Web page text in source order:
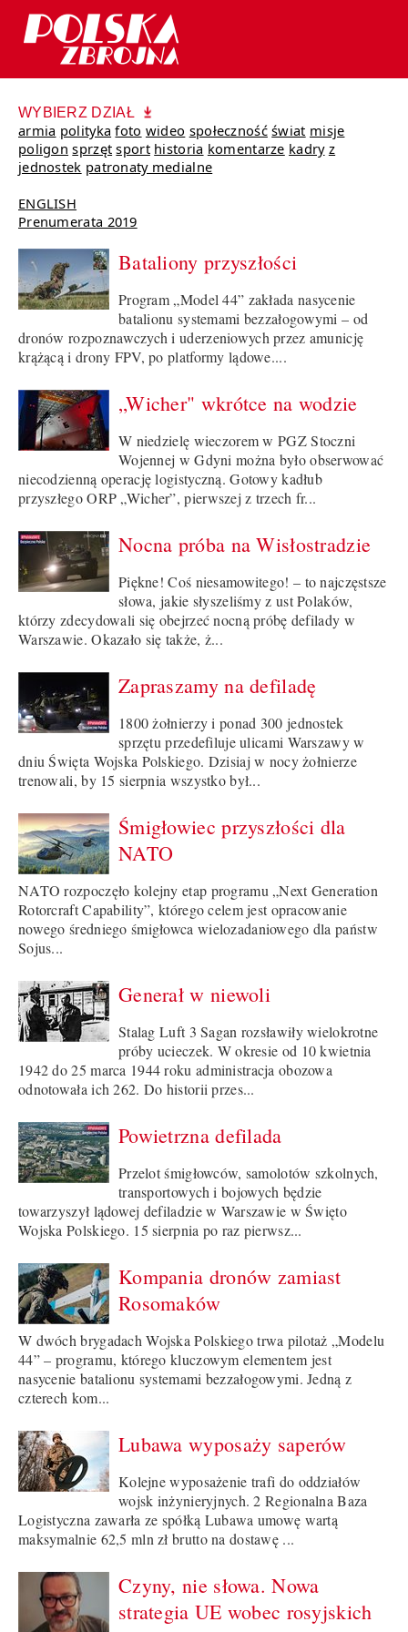
WYBIERZ DZIAŁ
armia polityka foto wideo społeczność świat misje
poligon sprzęt sport historia komentarze kadry z
jednostek patronaty medialne
ENGLISH
Prenumerata 2019
Bataliony przyszłości
Program „Model 44” zakłada nasycenie
batalionu systemami bezzałogowymi – od
dronów rozpoznawczych i uderzeniowych przez amunicję
krążącą i drony FPV, po platformy lądowe....
„Wicher" wkrótce na wodzie
W niedzielę wieczorem w PGZ Stoczni
Wojennej w Gdyni można było obserwować
niecodzienną operację logistyczną. Gotowy kadłub
przyszłego ORP „Wicher”, pierwszej z trzech fr...
Nocna próba na Wisłostradzie
Piękne! Coś niesamowitego! – to najczęstsze
słowa, jakie słyszeliśmy z ust Polaków,
którzy zdecydowali się obejrzeć nocną próbę defilady w
Warszawie. Okazało się także, ż...
Zapraszamy na defiladę
1800 żołnierzy i ponad 300 jednostek
sprzętu przedefiluje ulicami Warszawy w
dniu Święta Wojska Polskiego. Dzisiaj w nocy żołnierze
trenowali, by 15 sierpnia wszystko był...
Śmigłowiec przyszłości dla
NATO
NATO rozpoczęło kolejny etap programu „Next Generation
Rotorcraft Capability”, którego celem jest opracowanie
nowego średniego śmigłowca wielozadaniowego dla państw
Sojus...
Generał w niewoli
Stalag Luft 3 Sagan rozsławiły wielokrotne
próby ucieczek. W okresie od 10 kwietnia
1942 do 25 marca 1944 roku administracja obozowa
odnotowała ich 262. Do historii przes...
Powietrzna defilada
Przelot śmigłowców, samolotów szkolnych,
transportowych i bojowych będzie
towarzyszył lądowej defiladzie w Warszawie w Święto
Wojska Polskiego. 15 sierpnia po raz pierwsz...
Kompania dronów zamiast
Rosomaków
W dwóch brygadach Wojska Polskiego trwa pilotaż „Modelu
44” – programu, którego kluczowym elementem jest
nasycenie batalionu systemami bezzałogowymi. Jedną z
czterech kom...
Lubawa wyposaży saperów
Kolejne wyposażenie trafi do oddziałów
wojsk inżynieryjnych. 2 Regionalna Baza
Logistyczna zawarła ze spółką Lubawa umowę wartą
maksymalnie 62,5 mln zł brutto na dostawę ...
Czyny, nie słowa. Nowa
strategia UE wobec rosyjskich